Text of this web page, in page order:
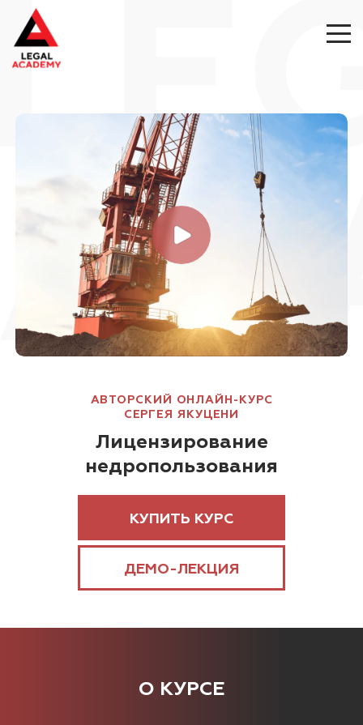
АВТОРСКИЙ ОНЛАЙН-КУРС
СЕРГЕЯ ЯКУЦЕНИ
Лицензирование
недропользования
ДЕМО-ЛЕКЦИЯ
КУПИТЬ КУРС
О КУРСЕ